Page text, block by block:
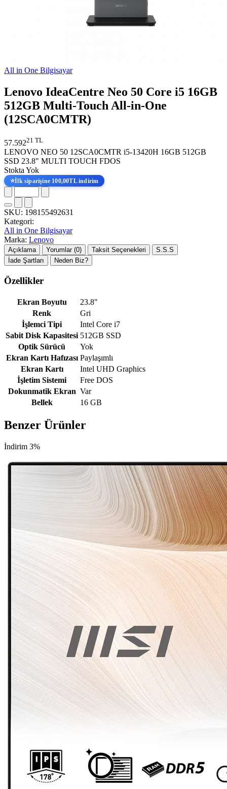
All in One Bilgisayar
Lenovo IdeaCentre Neo 50 Core i5 16GB
512GB Multi-Touch All-in-One
(12SCA0CMTR)
57.59221 TL
LENOVO NEO 50 12SCA0CMTR i5-13420H 16GB 512GB
SSD 23.8" MULTI TOUCH FDOS
Stokta Yok
⭐İlk siparişine 100,00TL indirim
SKU: 198155492631
Kategori:
All in One Bilgisayar
Marka: Lenovo
Açıklama Yorumlar (0) Taksit Seçenekleri
S.S.S
İade Şartları
Neden Biz?
Özellikler
Ekran Boyutu
23.8"
Renk
Gri
İşlemci Tipi
Intel Core i7
Sabit Disk Kapasitesi 512GB SSD
Optik Sürücü
Yok
Ekran Kartı Hafızası Paylaşımlı
Ekran Kartı
Intel UHD Graphics
İşletim Sistemi
Free DOS
Dokunmatik Ekran Var
Bellek
16 GB
Benzer Ürünler
İndirim 3%